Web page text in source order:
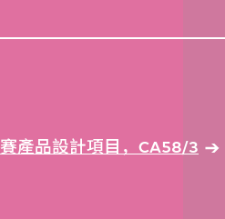
產品設計項目，CA58/3